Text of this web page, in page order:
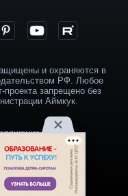
и охраняются в
РФ. Любое
проекта запрещено без
Аймкук.
данных